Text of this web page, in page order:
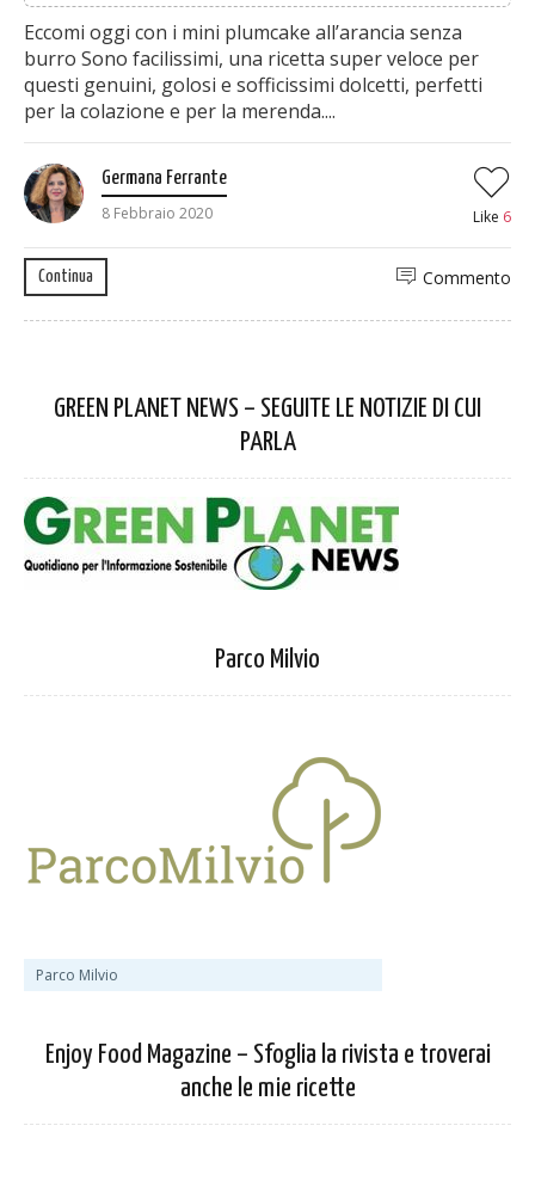
Eccomi oggi con i mini plumcake all’arancia senza
burro Sono facilissimi, una ricetta super veloce per
questi genuini, golosi e sofficissimi dolcetti, perfetti
per la colazione e per la merenda....
Germana Ferrante
8 Febbraio 2020
Like 6
Continua Commento
GREEN PLANET NEWS – SEGUITE LE NOTIZIE DI CUI
PARLA
Parco Milvio
Parco Milvio
Enjoy Food Magazine – Sfoglia la rivista e troverai
anche le mie ricette